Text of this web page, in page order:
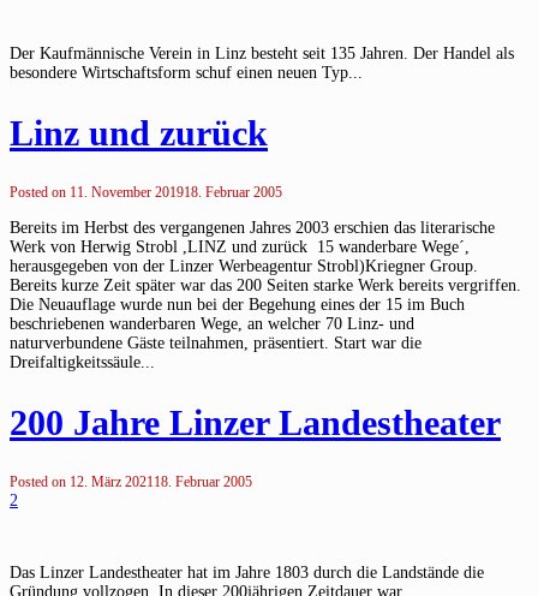
Der Kaufmännische Verein in Linz besteht seit 135 Jahren. Der Handel als
besondere Wirtschaftsform schuf einen neuen Typ...
Linz und zurück
Posted on 11. November 201918. Februar 2005
Bereits im Herbst des vergangenen Jahres 2003 erschien das literarische
Werk von Herwig Strobl ,LINZ und zurück ­ 15 wanderbare Wege´,
herausgegeben von der Linzer Werbeagentur Strobl)Kriegner Group.
Bereits kurze Zeit später war das 200 Seiten starke Werk bereits vergriffen.
Die Neuauflage wurde nun bei der Begehung eines der 15 im Buch
beschriebenen wanderbaren Wege, an welcher 70 Linz- und
naturverbundene Gäste teilnahmen, präsentiert. Start war die
Dreifaltigkeitssäule...
200 Jahre Linzer Landestheater
Posted on 12. März 2021 18. Februar 2005
2
Das Linzer Landestheater hat im Jahre 1803 durch die Landstände die
Gründung vollzogen. In dieser 200jährigen Zeitdauer war...